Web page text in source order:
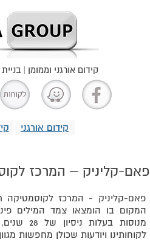
קידום אורגני
קידום אורגני וממומן |
פאם-קליניק – המרכז
פאם-קליניק - המרכז לקוסמטיקה
המקום בו הומצאו צמד המילים
מנוסות
לקוחותינו ויודעות שכולן מחפשות